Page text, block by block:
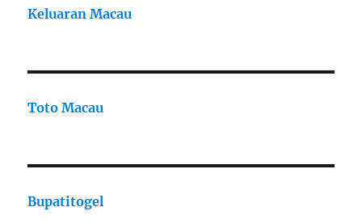
Keluaran Macau
Toto Macau
Bupatitogel